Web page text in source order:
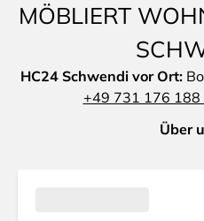
MÖBLIERT
HC24 Schwendi vor Ort:
+49 731 176 188
Über